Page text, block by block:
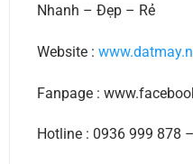
Nhanh – Đẹp – Rẻ
Website :
Fanpage :
Hotline : 0936 999 878